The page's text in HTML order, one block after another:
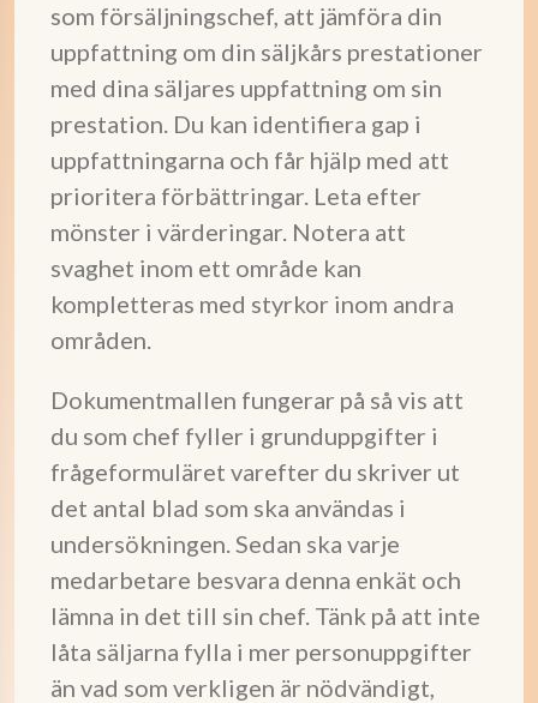
som försäljningschef, att jämföra din
uppfattning om din säljkårs prestationer
med dina säljares uppfattning om sin
prestation. Du kan identifiera gap i
uppfattningarna och får hjälp med att
prioritera förbättringar. Leta efter
mönster i värderingar. Notera att
svaghet inom ett område kan
kompletteras med styrkor inom andra
områden.
Dokumentmallen fungerar på så vis att
du som chef fyller i grunduppgifter i
frågeformuläret varefter du skriver ut
det antal blad som ska användas i
undersökningen. Sedan ska varje
medarbetare besvara denna enkät och
lämna in det till sin chef. Tänk på att inte
låta säljarna fylla i mer personuppgifter
än vad som verkligen är nödvändigt,